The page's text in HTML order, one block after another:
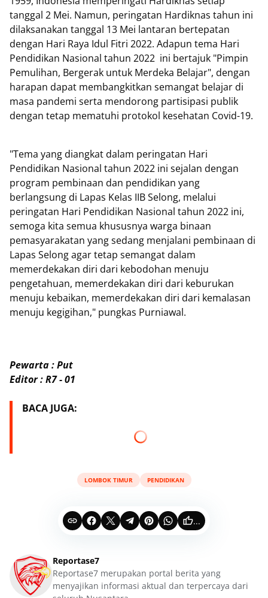
tanggal 2 Mei. Namun, peringatan Hardiknas tahun ini
dilaksanakan tanggal 13 Mei lantaran bertepatan
dengan Hari Raya Idul Fitri 2022. Adapun tema Hari
Pendidikan Nasional tahun 2022 ini bertajuk "Pimpin
Pemulihan, Bergerak untuk Merdeka Belajar", dengan
harapan dapat membangkitkan semangat belajar di
masa pandemi serta mendorong partisipasi publik
dengan tetap mematuhi protokol kesehatan Covid-19.
"Tema yang diangkat dalam peringatan Hari
Pendidikan Nasional tahun 2022 ini sejalan dengan
program pembinaan dan pendidikan yang
berlangsung di Lapas Kelas IIB Selong, melalui
peringatan Hari Pendidikan Nasional tahun 2022 ini,
semoga kita semua khususnya warga binaan
pemasyarakatan yang sedang menjalani pembinaan di
Lapas Selong agar tetap semangat dalam
memerdekakan diri dari kebodohan menuju
pengetahuan, memerdekakan diri dari keburukan
menuju kebaikan, memerdekakan diri dari kemalasan
menuju kegigihan," pungkas Purniawal.
Pewarta : Put
Editor : R7 - 01
BACA JUGA:
LOMBOK TIMUR PENDIDIKAN
...
Reportase7
Reportase7 merupakan portal berita yang
menyajikan informasi aktual dan terpercaya dari